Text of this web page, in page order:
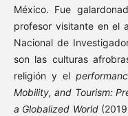
México. Fue
profesor visitante en el
Nacional de
son las culturas
religión y el
Mobility, and Tourism:
a Globalized World